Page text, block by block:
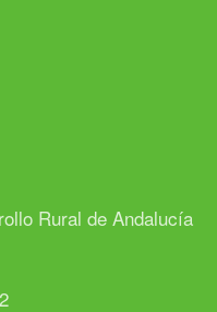
Rural de Andalucía